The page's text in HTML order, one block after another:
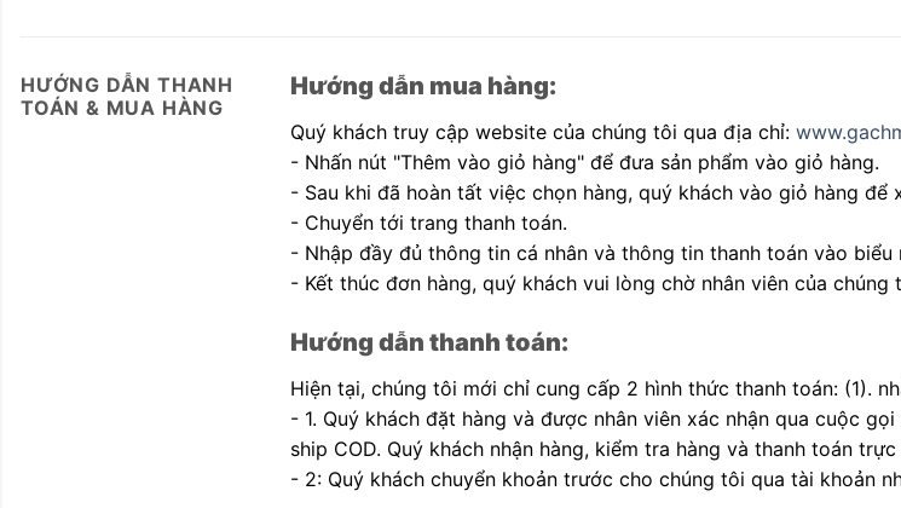
HƯỚNG DẪN THANH
TOÁN & MUA HÀNG
Hướng dẫn mua hàng:
Quý khách truy cập website của chúng tôi qua địa chỉ:
- Nhấn nút "Thêm vào giỏ hàng" để đưa sản phẩm vào giỏ hàng.
- Sau khi đã hoàn tất việc chọn hàng, quý khách vào giỏ hàng
- Chuyển tới trang thanh toán.
- Nhập đầy đủ thông tin cá nhân và thông tin thanh toán vào biểu
- Kết thúc đơn hàng, quý khách vui lòng chờ nhân viên của
Hướng dẫn thanh toán:
Hiện tại, chúng tôi mới chỉ cung cấp 2 hình thức thanh toán: (1).
- 1. Quý khách đặt hàng và được nhân viên xác nhận qua cuộc
ship COD. Quý khách nhận hàng, kiểm tra hàng và thanh toán
- 2: Quý khách chuyển khoản trước cho chúng tôi qua tài khoản